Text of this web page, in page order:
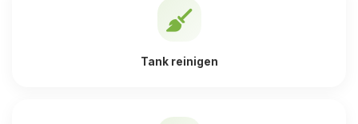
Tank reinigen